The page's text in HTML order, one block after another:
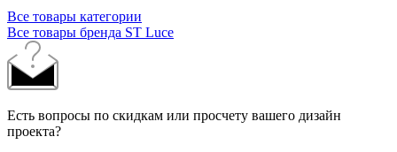
Все товары категории
Все товары бренда ST Luce
Есть вопросы по скидкам или просчету вашего дизайн
проекта?